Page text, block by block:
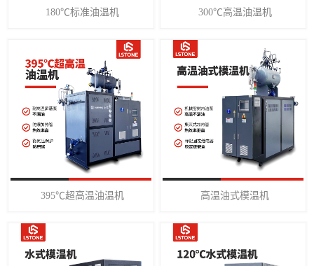
180℃标准油温机 300℃高温油温机
395℃超高温油温机 高温油式模温机